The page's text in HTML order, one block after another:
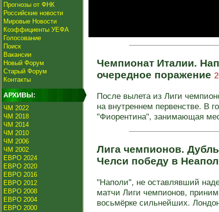
Прогнозы от ФНК
Российские новости
Мировые Новости
Коэффициенты УЕФА
Голосование
Поиск
Вакансии
Новый Форум
Старый Форум
Контакты
АРХИВЫ:
ЧМ 2022
ЧМ 2018
ЧМ 2014
ЧМ 2010
ЧМ 2006
ЧМ 2002
ЕВРО 2024
ЕВРО 2020
ЕВРО 2016
ЕВРО 2012
ЕВРО 2008
ЕВРО 2004
ЕВРО 2000
Чемпионат Италии.
очередное поражение
После вылета из Лиги
на внутреннем первенстве. В
"Фиорентина", занимающая
Лига чемпионов.
Челси победу в
"Наполи", не оставлявший
матчи Лиги чемпионов,
восьмёрке сильнейших.